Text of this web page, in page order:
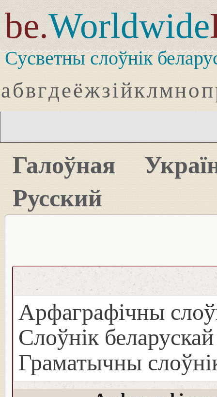
be.Worldwide
Сусветны слоўнік
абвгдеёжзійклмноп
Галоўная
Русский
Арфаграфічны
Слоўнік
Граматычны